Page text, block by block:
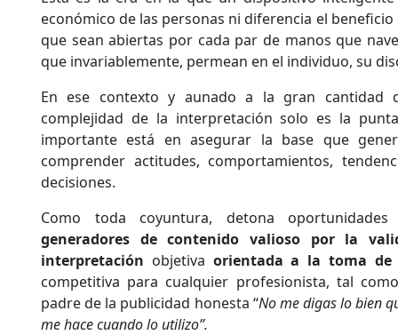
económico de las personas ni diferencia el beneficio
que sean abiertas por cada par de manos que
que invariablemente, permean en el individuo, su
En ese contexto y aunado a la gran cantidad
complejidad de la interpretación solo es la
importante está en asegurar la base que
comprender actitudes, comportamientos,
decisiones.
Como toda coyuntura, detona
generadores de contenido valioso por la
interpretación objetiva orientada a la toma de
competitiva para cualquier profesionista, tal
padre de la publicidad honesta “No me digas lo bien
me hace cuando lo utilizo”.